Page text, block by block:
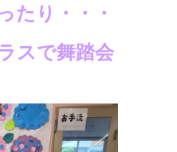
たり・・・
スで舞踏会